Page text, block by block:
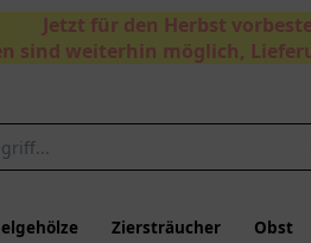
Jetzt für den Herbst
sind weiterhin möglich,
Ziersträucher Obst